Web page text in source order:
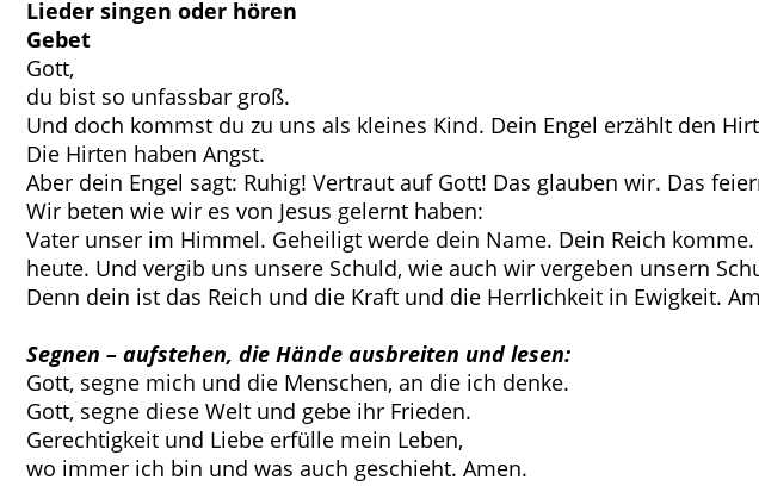
Lieder singen oder hören
Gebet
Gott,
du bist so unfassbar groß.
Und doch kommst du zu uns als kleines Kind. Dein Engel erzählt den
Die Hirten haben Angst.
Aber dein Engel sagt: Ruhig! Vertraut auf Gott! Das glauben wir. Das
Wir beten wie wir es von Jesus gelernt haben:
Vater unser im Himmel. Geheiligt werde dein Name. Dein Reich
heute. Und vergib uns unsere Schuld, wie auch wir vergeben unsern
Denn dein ist das Reich und die Kraft und die Herrlichkeit in Ewigkeit.
Segnen – aufstehen, die Hände ausbreiten und lesen:
Gott, segne mich und die Menschen, an die ich denke.
Gott, segne diese Welt und gebe ihr Frieden.
Gerechtigkeit und Liebe erfülle mein Leben,
wo immer ich bin und was auch geschieht. Amen.